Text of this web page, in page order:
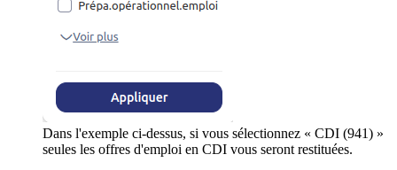
Dans l'exemple ci-dessus, si vous sélectionnez « CDI (941) »
seules les offres d'emploi en CDI vous seront restituées.